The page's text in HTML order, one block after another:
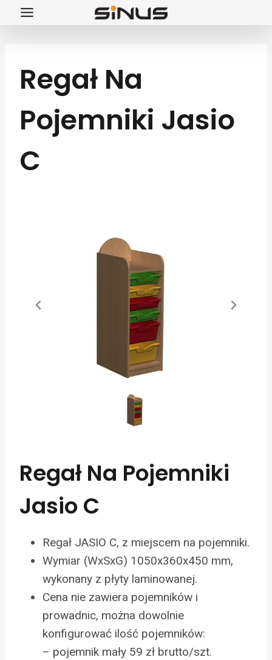
Przejdź
Regał Na
Pojemniki Jasio
C
Regał Na Pojemniki
Jasio C
Regał JASIO C, z miejscem na pojemniki.
Wymiar (WxSxG) 1050x360x450 mm,
wykonany z płyty laminowanej.
Cena nie zawiera pojemników i
prowadnic, można dowolnie
konfigurować ilość pojemników:
– pojemnik mały 59 zł brutto/szt.